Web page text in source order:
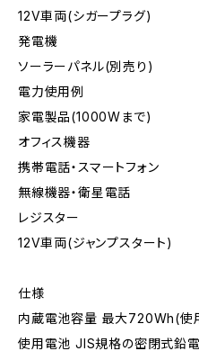
12V車両(シガープラグ)
発電機
ソーラーパネル(別売り)
電力使用例
家電製品(1000Wまで)
オフィス機器
携帯電話・スマートフォン
無線機器・衛星電話
レジスター
12V車両(ジャンプスタート)
仕様
内蔵電池容量 最大720Wh(使
使用電池 JIS規格の密閉式鉛